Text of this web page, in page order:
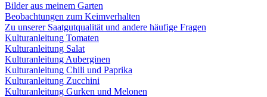
Bilder aus meinem Garten
Beobachtungen zum Keimverhalten
Zu unserer Saatgutqualität und andere häufige Fragen
Kulturanleitung Tomaten
Kulturanleitung Salat
Kulturanleitung Auberginen
Kulturanleitung Chili und Paprika
Kulturanleitung Zucchini
Kulturanleitung Gurken und Melonen